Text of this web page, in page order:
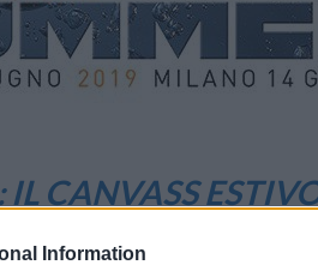
Information
CANVASS